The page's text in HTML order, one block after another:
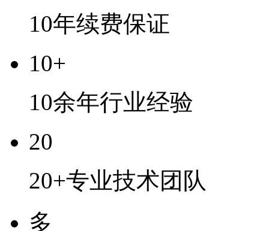
10年续费保证
10+
10余年行业经验
20
20+专业技术团队
多